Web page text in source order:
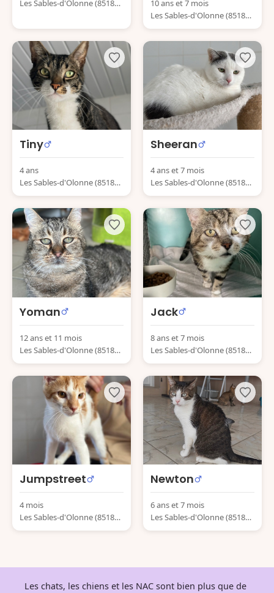
Les Sables-d'Olonne (85180)
10 ans et 7 mois
Les Sables-d'Olonne (85180)
France
Tiny
4 ans
Les Sables-d'Olonne (85180)
France
Sheeran
4 ans et 7 mois
Les Sables-d'Olonne (85180)
France
Yoman
12 ans et 11 mois
Les Sables-d'Olonne (85180)
France
Jack
8 ans et 7 mois
Les Sables-d'Olonne (85180)
France
Jumpstreet
4 mois
Les Sables-d'Olonne (85180)
France
Newton
6 ans et 7 mois
Les Sables-d'Olonne (85180)
France
Les chats, les chiens et les NAC sont bien plus que de